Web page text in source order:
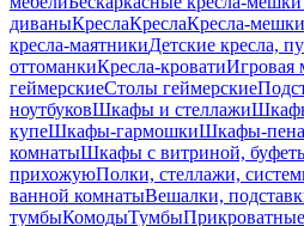
диваныКреслаКреслаКресла-
кресла-маятникиДетские кресла,
оттоманкиКресла-кроватиИгровая
геймерскиеСтолы геймерские
ноутбуковШкафы и стеллажи
купеШкафы-гармошкиШкафы-
комнатыШкафы с витриной,
прихожуюПолки, стеллажи,
ванной комнатыВешалки,
тумбыКомодыТумбы